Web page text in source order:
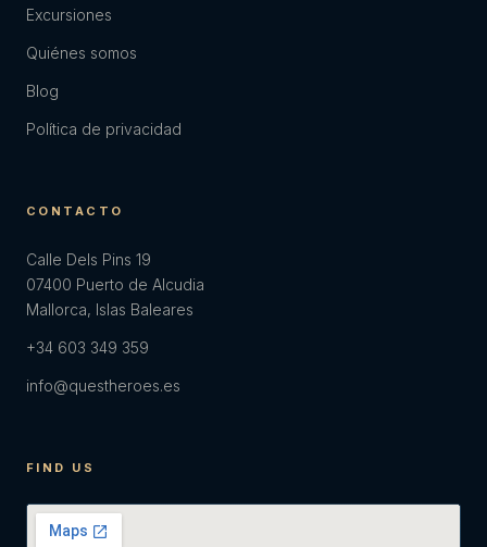
Excursiones
Quiénes somos
Blog
Política de privacidad
CONTACTO
Calle Dels Pins 19
07400 Puerto de Alcudia
Mallorca, Islas Baleares
+34 603 349 359
info@questheroes.es
FIND US